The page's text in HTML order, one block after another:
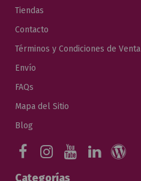
Tiendas
Contacto
Términos y Condiciones de Venta
Envío
FAQs
Mapa del Sitio
Blog
Categorías